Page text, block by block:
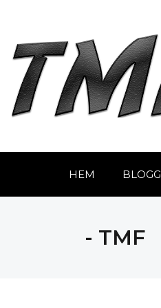
HEM BLOGG
- TMF